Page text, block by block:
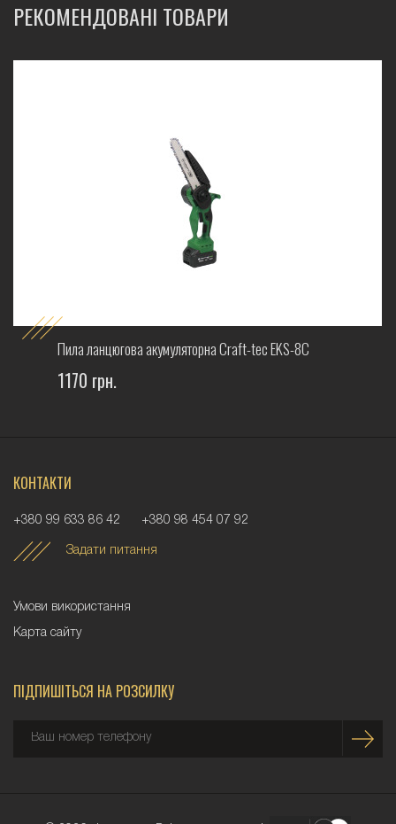
РЕКОМЕНДОВАНІ ТОВАРИ
Пила ланцюгова акумуляторна Craft-tec EKS-8C
1170 грн.
КОНТАКТИ
+380 99 633 86 42 +380 98 454 07 92
Задати питання
Умови використання
Карта сайту
ПІДПИШІТЬСЯ НА РОЗСИЛКУ